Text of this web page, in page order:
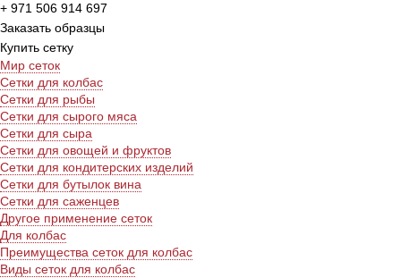
+ 971 506 914 697
Заказать образцы
Купить сетку
Мир сеток
Сетки для колбас
Сетки для рыбы
Сетки для сырого мяса
Сетки для сыра
Сетки для овощей и фруктов
Сетки для кондитерских изделий
Сетки для бутылок вина
Сетки для саженцев
Другое применение сеток
Для колбас
Преимущества сеток для колбас
Виды сеток для колбас